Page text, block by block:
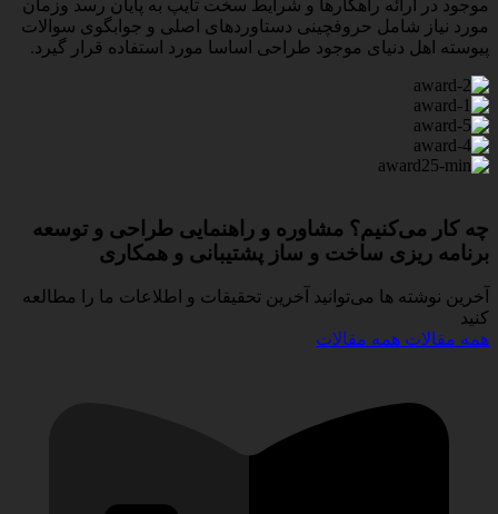
موجود در ارائه راهکارها و شرایط سخت تایپ به پایان رسد وزمان
مورد نیاز شامل حروفچینی دستاوردهای اصلی و جوابگوی سوالات
پیوسته اهل دنیای موجود طراحی اساسا مورد استفاده قرار گیرد.
چه کار می‌کنیم؟ مشاوره و راهنمایی طراحی و توسعه
برنامه ریزی ساخت و ساز پشتیبانی و همکاری
آخرین نوشته ها می‌توانید آخرین تحقیقات و اطلاعات ما را مطالعه
کنید​
همه مقالات همه مقالات